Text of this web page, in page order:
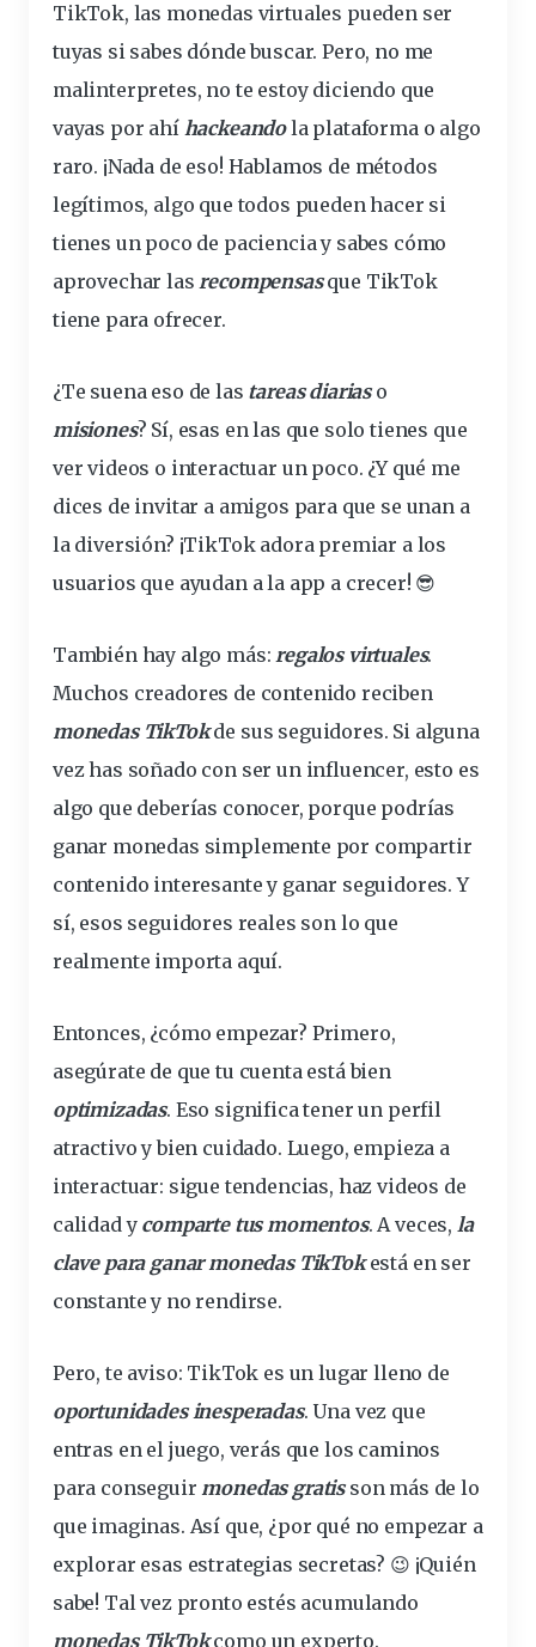
TikTok, las monedas virtuales pueden ser
tuyas si sabes dónde buscar. Pero, no me
malinterpretes, no te estoy diciendo que
vayas por ahí hackeandola plataforma o algo
raro. ¡Nada de eso! Hablamos de métodos
legítimos, algo que todos pueden hacer si
tienes un poco de paciencia y sabes cómo
aprovechar lasrecompensasque TikTok
tiene para ofrecer.
¿Te suena eso de las tareas diariaso
misiones? Sí, esas en las que solo tienes que
vervideos o interactuar un poco. ¿Y qué me
dices de invitar a amigos para que se unan a
la diversión? ¡TikTok adora premiar a los
usuarios que ayudan a la app a crecer! 😎
También hay algo más:regalos virtuales.
Muchos creadores de contenido reciben
monedas TikTokde sus seguidores. Si alguna
vez has soñado con ser un influencer, esto es
algo que deberías conocer, porque podrías
ganar monedas simplemente por compartir
contenido interesante y ganar seguidores. Y
sí, esos seguidores reales son lo que
realmente importa aquí.
Entonces, ¿cómo empezar? Primero,
asegúrate de que tu cuenta está bien
optimizadas. Eso significa tener un perfil
atractivo y bien cuidado. Luego, empieza a
interactuar: sigue tendencias, haz videos de
calidad y comparte tus momentos. A veces, la
clave para ganar monedas TikTokestá en ser
constante y no rendirse.
Pero, te aviso: TikTok es un lugar lleno de
oportunidades inesperadas. Una vez que
entras en el juego, verás que los caminos
para conseguirmonedas gratisson más de lo
que imaginas. Así que, ¿por qué no empezar a
explorar esas estrategias secretas? 😉 ¡Quién
sabe! Tal vez pronto estés acumulando
monedas TikTokcomo un experto.